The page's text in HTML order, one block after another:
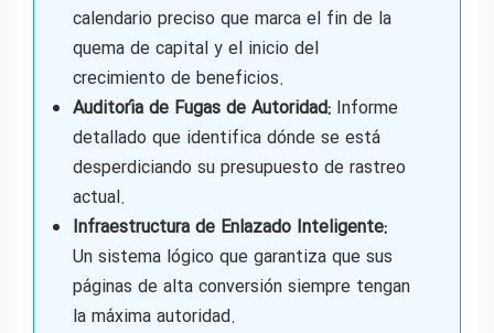
calendario preciso que marca el fin de la
quema de capital y el inicio del
crecimiento de beneficios.
Auditoría de Fugas de Autoridad: Informe
detallado que identifica dónde se está
desperdiciando su presupuesto de rastreo
actual.
Infraestructura de Enlazado Inteligente:
Un sistema lógico que garantiza que sus
páginas de alta conversión siempre tengan
la máxima autoridad.